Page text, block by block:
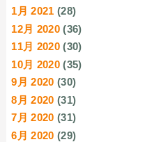
1月 2021 (28)
12月 2020 (36)
11月 2020 (30)
10月 2020 (35)
9月 2020 (30)
8月 2020 (31)
7月 2020 (31)
6月 2020 (29)